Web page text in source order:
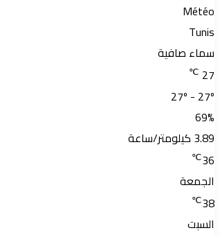
Météo
Tunis
سماء صافية
27
℃
27º - 27º
69%
3.89 كيلومتر/ساعة
36
℃
الجمعة
38
℃
السبت